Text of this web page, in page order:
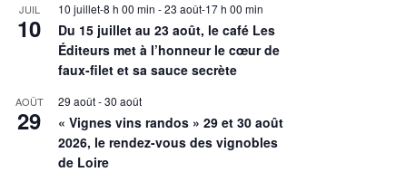
JUIL
10
10 juillet-8 h 00 min -23 août-17 h 00 min
Du 15 juillet au 23 août, le café Les
Éditeurs met à l’honneur le cœur de
faux-filet et sa sauce secrète
AOÛT
29
29 août-30 août
« Vignes vins randos » 29 et 30 août
2026, le rendez-vous des vignobles
de Loire